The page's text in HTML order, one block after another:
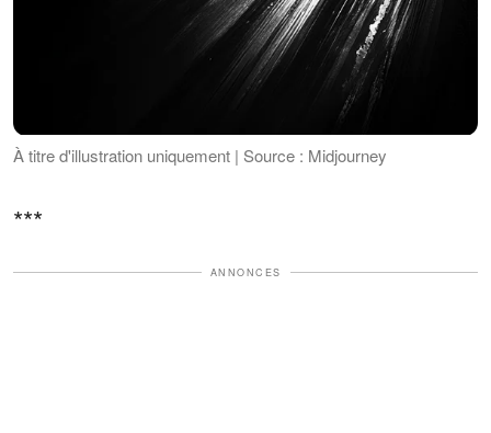
À titre d'illustration uniquement | Source : Midjourney
***
ANNONCES